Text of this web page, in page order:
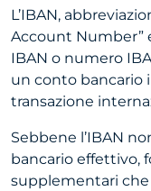
L’IBAN,
Account Number”
IBAN o numero
un conto bancario
transazione
Sebbene l’IBAN
bancario effettivo,
supplementari